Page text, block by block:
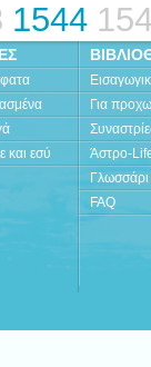
1544
και εσύ
Για
Άστρο-
Γλωσσάρι
FAQ